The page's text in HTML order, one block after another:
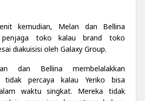
kemudian, Melan dan Bellina
toko kalau brand toko
diakuisisi oleh Galaxy Group.
dan Bellina membelalakkan
tidak percaya kalau Yeriko bisa
waktu singkat. Mereka tidak